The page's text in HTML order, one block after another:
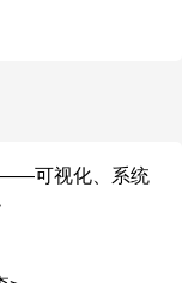
——可视化、系统